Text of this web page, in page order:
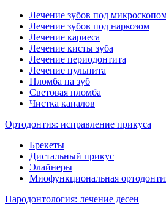
Лечение зубов под
Лечение зубов под наркозом
Лечение кариеса
Лечение кисты зуба
Лечение периодонтита
Лечение пульпита
Пломба на зуб
Световая пломба
Чистка каналов
Ортодонтия: исправление прикуса
Брекеты
Дистальный прикус
Элайнеры
Миофункциональная
Пародонтология: лечение десен